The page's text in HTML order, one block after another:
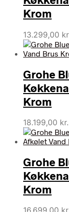
Krom
13.299,00
Grohe
Krom
18.199,00 kr.
Grohe
Krom